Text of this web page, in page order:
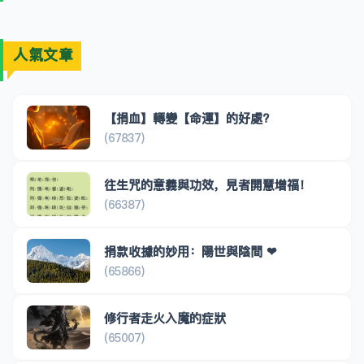
人氣文章
【捐血】轉變【命運】的好處?
(67837)
往生咒的意義與功效，見者開慧增福！
(66387)
捐款收據的妙用：陽世與陰間 ❤
(65866)
修行者走火入魔的症狀
(65007)